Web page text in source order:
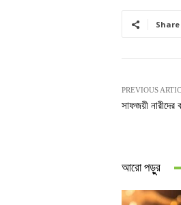
Share
PREVIOUS
সাফজয়ী নারীদের
আরো পড়ুুর